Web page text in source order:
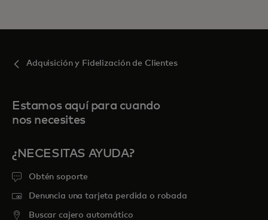
Adquisición y Fidelización de Clientes
Estamos aquí para cuando
nos necesites
¿NECESITAS AYUDA?
Obtén soporte
Denuncia una tarjeta perdida o robada
Buscar cajero automático